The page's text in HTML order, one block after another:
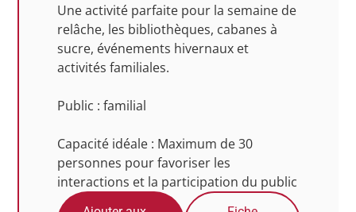
Une activité parfaite pour la semaine de
relâche, les bibliothèques, cabanes à
sucre, événements hivernaux et
activités familiales.
Public : familial
Capacité idéale : Maximum de 30
personnes pour favoriser les
interactions et la participation du public